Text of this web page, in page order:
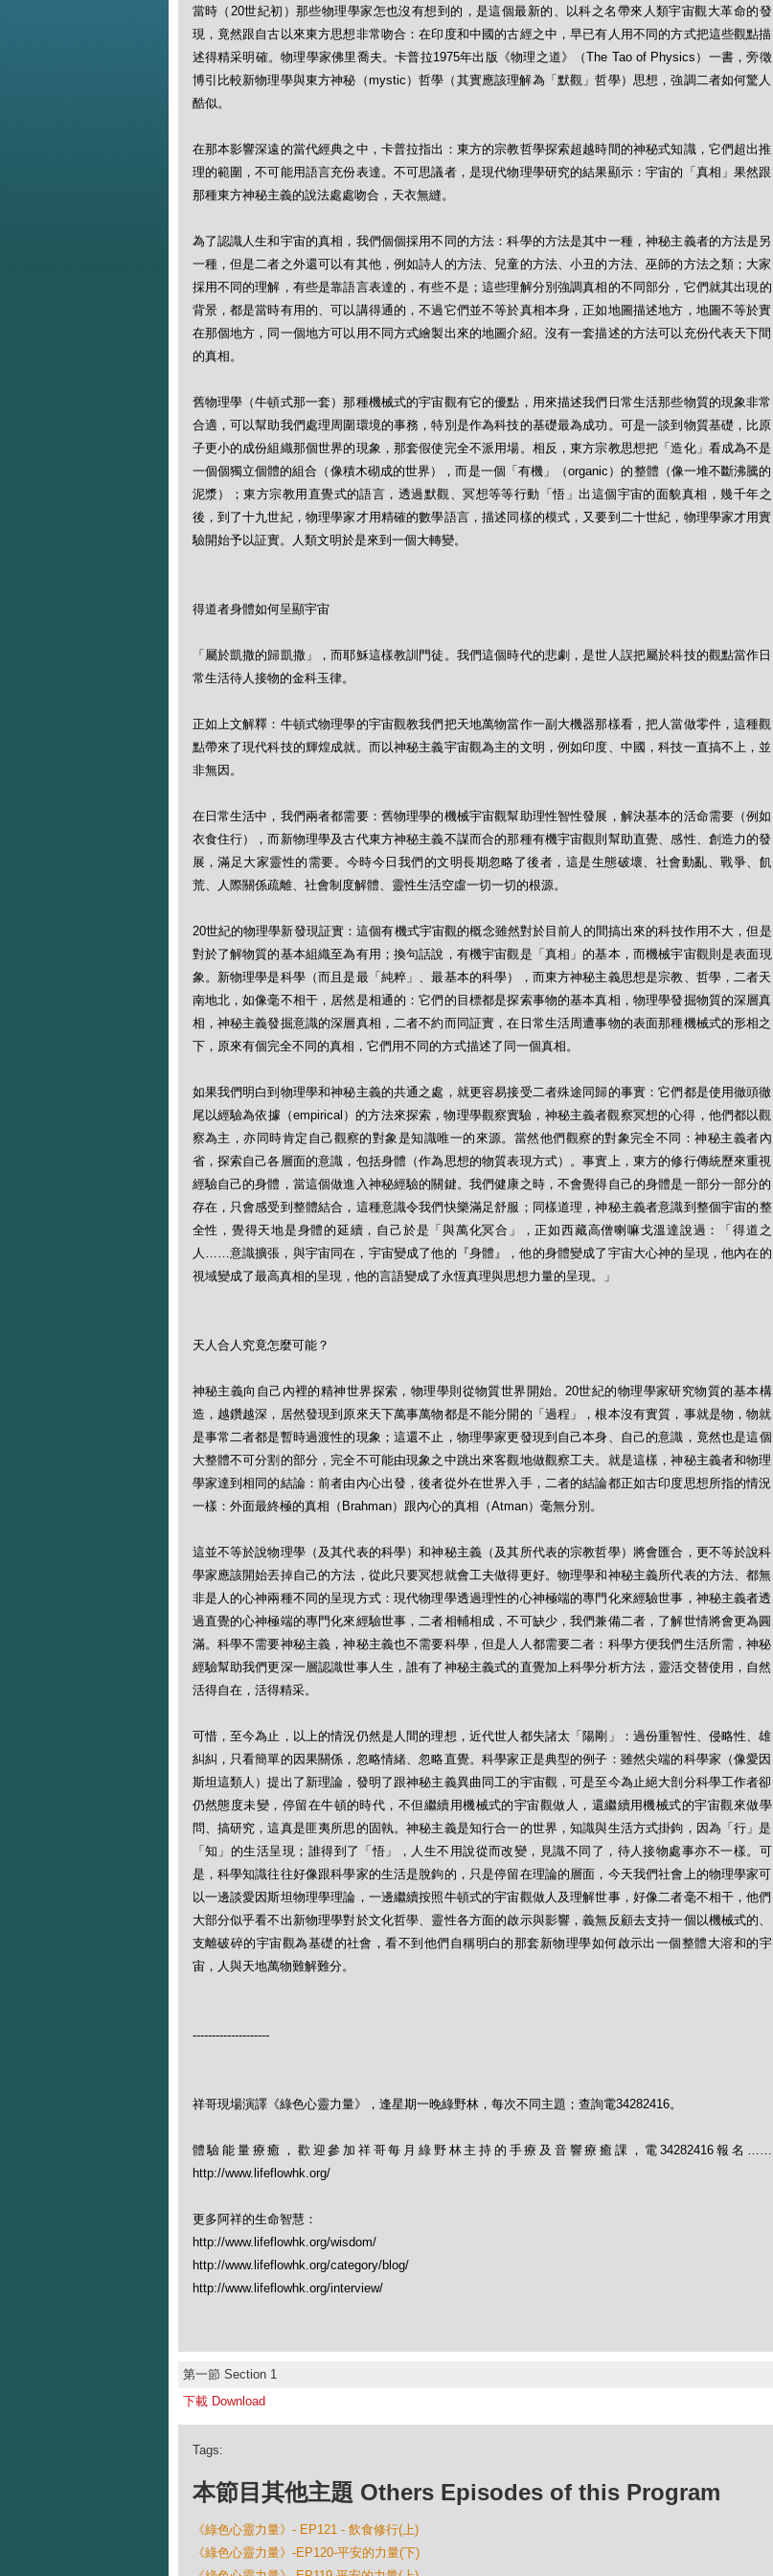
當時（20世紀初）那些物理學家怎也沒有想到的，是這個最新的、以科之名帶來人類宇宙觀大革命的發
現，竟然跟自古以來東方思想非常吻合：在印度和中國的古經之中，早已有人用不同的方式把這些觀點描
述得精采明確。物理學家佛里喬夫。卡普拉1975年出版《物理之道》（The Tao of Physics）一書，旁徵
博引比較新物理學與東方神秘（mystic）哲學（其實應該理解為「默觀」哲學）思想，強調二者如何驚人
酷似。
在那本影響深遠的當代經典之中，卡普拉指出：東方的宗教哲學探索超越時間的神秘式知識，它們超出推
理的範圍，不可能用語言充份表達。不可思議者，是現代物理學研究的結果顯示：宇宙的「真相」果然跟
那種東方神秘主義的說法處處吻合，天衣無縫。
為了認識人生和宇宙的真相，我們個個採用不同的方法：科學的方法是其中一種，神秘主義者的方法是另
一種，但是二者之外還可以有其他，例如詩人的方法、兒童的方法、小丑的方法、巫師的方法之類；大家
採用不同的理解，有些是靠語言表達的，有些不是；這些理解分別強調真相的不同部分，它們就其出現的
背景，都是當時有用的、可以講得通的，不過它們並不等於真相本身，正如地圖描述地方，地圖不等於實
在那個地方，同一個地方可以用不同方式繪製出來的地圖介紹。沒有一套描述的方法可以充份代表天下間
的真相。
舊物理學（牛頓式那一套）那種機械式的宇宙觀有它的優點，用來描述我們日常生活那些物質的現象非常
合適，可以幫助我們處理周圍環境的事務，特別是作為科技的基礎最為成功。可是一談到物質基礎，比原
子更小的成份組織那個世界的現象，那套假使完全不派用場。相反，東方宗教思想把「造化」看成為不是
一個個獨立個體的組合（像積木砌成的世界），而是一個「有機」（organic）的整體（像一堆不斷沸騰的
泥漿）；東方宗教用直覺式的語言，透過默觀、冥想等等行動「悟」出這個宇宙的面貌真相，幾千年之
後，到了十九世紀，物理學家才用精確的數學語言，描述同樣的模式，又要到二十世紀，物理學家才用實
驗開始予以証實。人類文明於是來到一個大轉變。
得道者身體如何呈顯宇宙
「屬於凱撒的歸凱撒」，而耶穌這樣教訓門徒。我們這個時代的悲劇，是世人誤把屬於科技的觀點當作日
常生活待人接物的金科玉律。
正如上文解釋：牛頓式物理學的宇宙觀教我們把天地萬物當作一副大機器那樣看，把人當做零件，這種觀
點帶來了現代科技的輝煌成就。而以神秘主義宇宙觀為主的文明，例如印度、中國，科技一直搞不上，並
非無因。
在日常生活中，我們兩者都需要：舊物理學的機械宇宙觀幫助理性智性發展，解決基本的活命需要（例如
衣食住行），而新物理學及古代東方神秘主義不謀而合的那種有機宇宙觀則幫助直覺、感性、創造力的發
展，滿足大家靈性的需要。今時今日我們的文明長期忽略了後者，這是生態破壞、社會動亂、戰爭、飢
荒、人際關係疏離、社會制度解體、靈性生活空虛一切一切的根源。
20世紀的物理學新發現証實：這個有機式宇宙觀的概念雖然對於目前人的間搞出來的科技作用不大，但是
對於了解物質的基本組織至為有用；換句話說，有機宇宙觀是「真相」的基本，而機械宇宙觀則是表面現
象。新物理學是科學（而且是最「純粹」、最基本的科學），而東方神秘主義思想是宗教、哲學，二者天
南地北，如像毫不相干，居然是相通的：它們的目標都是探索事物的基本真相，物理學發掘物質的深層真
相，神秘主義發掘意識的深層真相，二者不約而同証實，在日常生活周遭事物的表面那種機械式的形相之
下，原來有個完全不同的真相，它們用不同的方式描述了同一個真相。
如果我們明白到物理學和神秘主義的共通之處，就更容易接受二者殊途同歸的事實：它們都是使用徹頭徹
尾以經驗為依據（empirical）的方法來探索，物理學觀察實驗，神秘主義者觀察冥想的心得，他們都以觀
察為主，亦同時肯定自己觀察的對象是知識唯一的來源。當然他們觀察的對象完全不同：神秘主義者內
省，探索自己各層面的意識，包括身體（作為思想的物質表現方式）。事實上，東方的修行傳統歷來重視
經驗自己的身體，當這個做進入神秘經驗的關鍵。我們健康之時，不會覺得自己的身體是一部分一部分的
存在，只會感受到整體結合，這種意識令我們快樂滿足舒服；同樣道理，神秘主義者意識到整個宇宙的整
全性，覺得天地是身體的延續，自己於是「與萬化冥合」，正如西藏高僧喇嘛戈溫達說過：「得道之
人……意識擴張，與宇宙同在，宇宙變成了他的『身體』，他的身體變成了宇宙大心神的呈現，他內在的
視域變成了最高真相的呈現，他的言語變成了永恆真理與思想力量的呈現。」
天人合人究竟怎麼可能？
神秘主義向自己內裡的精神世界探索，物理學則從物質世界開始。20世紀的物理學家研究物質的基本構
造，越鑽越深，居然發現到原來天下萬事萬物都是不能分開的「過程」，根本沒有實質，事就是物，物就
是事常二者都是暫時過渡性的現象；這還不止，物理學家更發現到自己本身、自己的意識，竟然也是這個
大整體不可分割的部分，完全不可能由現象之中跳出來客觀地做觀察工夫。就是這樣，神秘主義者和物理
學家達到相同的結論：前者由內心出發，後者從外在世界入手，二者的結論都正如古印度思想所指的情況
一樣：外面最終極的真相（Brahman）跟內心的真相（Atman）毫無分別。
這並不等於說物理學（及其代表的科學）和神秘主義（及其所代表的宗教哲學）將會匯合，更不等於說科
學家應該開始丟掉自己的方法，從此只要冥想就會工夫做得更好。物理學和神秘主義所代表的方法、都無
非是人的心神兩種不同的呈現方式：現代物理學透過理性的心神極端的專門化來經驗世事，神秘主義者透
過直覺的心神極端的專門化來經驗世事，二者相輔相成，不可缺少，我們兼備二者，了解世情將會更為圓
滿。科學不需要神秘主義，神秘主義也不需要科學，但是人人都需要二者：科學方便我們生活所需，神秘
經驗幫助我們更深一層認識世事人生，誰有了神秘主義式的直覺加上科學分析方法，靈活交替使用，自然
活得自在，活得精采。
可惜，至今為止，以上的情況仍然是人間的理想，近代世人都失諸太「陽剛」：過份重智性、侵略性、雄
糾糾，只看簡單的因果關係，忽略情緒、忽略直覺。科學家正是典型的例子：雖然尖端的科學家（像愛因
斯坦這類人）提出了新理論，發明了跟神秘主義異曲同工的宇宙觀，可是至今為止絕大剖分科學工作者卻
仍然態度未變，停留在牛頓的時代，不但繼續用機械式的宇宙觀做人，還繼續用機械式的宇宙觀來做學
問、搞研究，這真是匪夷所思的固執。神秘主義是知行合一的世界，知識與生活方式掛鉤，因為「行」是
「知」的生活呈現；誰得到了「悟」，人生不用說從而改變，見識不同了，待人接物處事亦不一樣。可
是，科學知識往往好像跟科學家的生活是脫鉤的，只是停留在理論的層面，今天我們社會上的物理學家可
以一邊談愛因斯坦物理學理論，一邊繼續按照牛頓式的宇宙觀做人及理解世事，好像二者毫不相干，他們
大部分似乎看不出新物理學對於文化哲學、靈性各方面的啟示與影響，義無反顧去支持一個以機械式的、
支離破碎的宇宙觀為基礎的社會，看不到他們自稱明白的那套新物理學如何啟示出一個整體大溶和的宇
宙，人與天地萬物難解難分。
--------------------
祥哥現場演譯《綠色心靈力量》，逢星期一晚綠野林，每次不同主題；查詢電34282416。
體驗能量療癒，歡迎參加祥哥每月綠野林主持的手療及音響療癒課，電34282416報名……
http://www.lifeflowhk.org/
更多阿祥的生命智慧：
http://www.lifeflowhk.org/wisdom/
http://www.lifeflowhk.org/category/blog/
http://www.lifeflowhk.org/interview/
第一節 Section 1
下載 Download
Tags:
本節目其他主題 Others Episodes of this Program
《綠色心靈力量》- EP121 - 飲食修行(上)
《綠色心靈力量》-EP120-平安的力量(下)